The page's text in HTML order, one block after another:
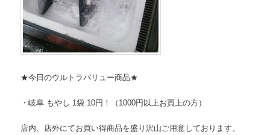
★今日のウルトラバリュー商品★
・岐阜 もやし 1袋 10円！（1000円以上お買上の方）
店内、店外にてお買い得商品を盛り沢山ご用意しております。